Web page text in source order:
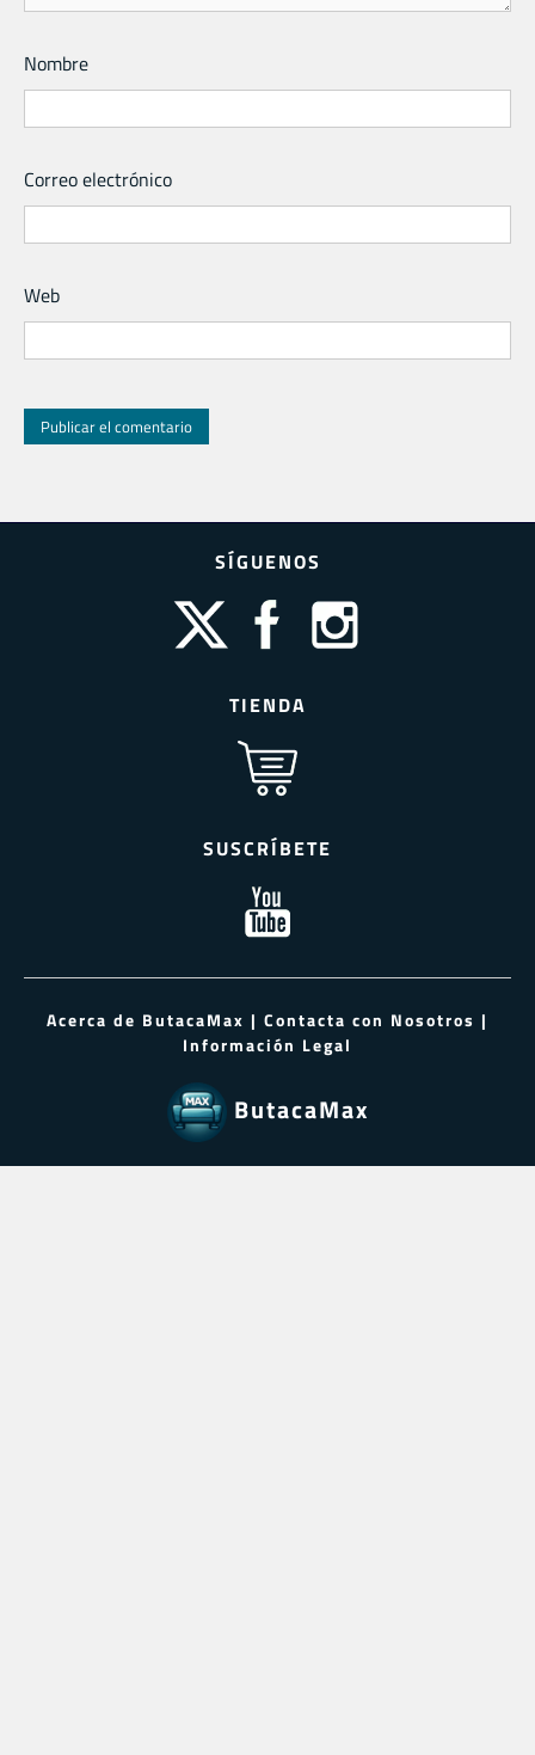
Nombre
Correo electrónico
Web
SÍGUENOS
TIENDA
SUSCRÍBETE
Acerca de ButacaMax | Contacta con Nosotros |
Información Legal
ButacaMax